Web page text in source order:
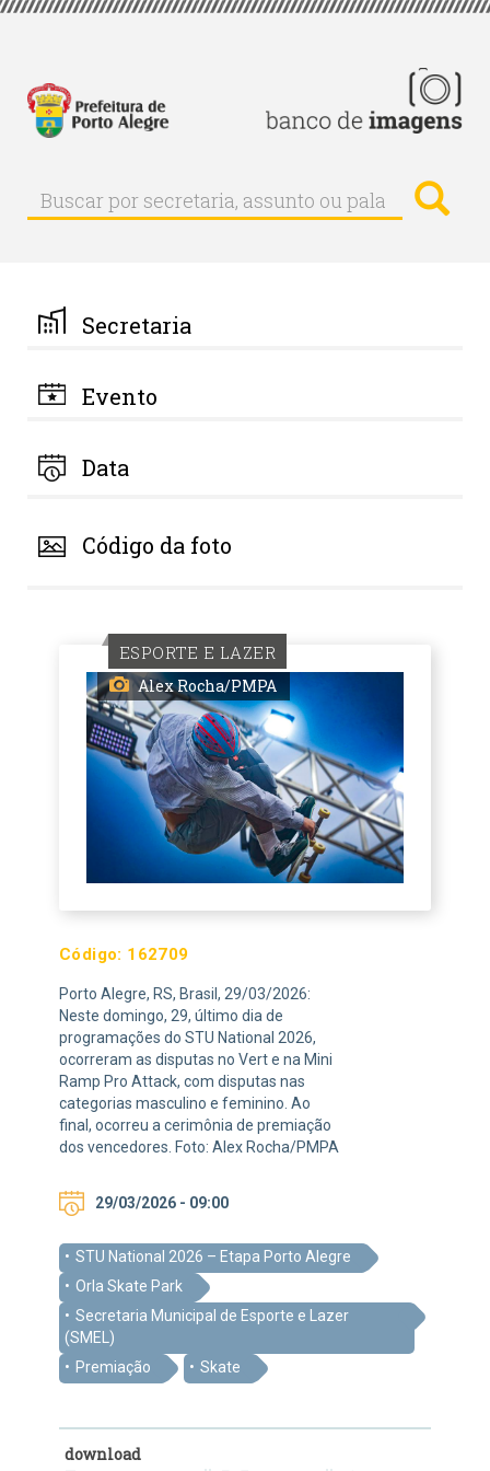
Pular
principal
Buscar
Buscar
por
palavra-
chave
Secretaria
Evento
Data
Código da foto
ESPORTE E LAZER
Alex Rocha/PMPA
Código: 162709
Porto Alegre, RS, Brasil, 29/03/2026:
Neste domingo, 29, último dia de
programações do STU National 2026,
ocorreram as disputas no Vert e na Mini
Ramp Pro Attack, com disputas nas
categorias masculino e feminino. Ao
final, ocorreu a cerimônia de premiação
dos vencedores. Foto: Alex Rocha/PMPA
29/03/2026 - 09:00
STU National 2026 – Etapa Porto Alegre
Orla Skate Park
Secretaria Municipal de Esporte e Lazer
(SMEL)
Premiação
Skate
download